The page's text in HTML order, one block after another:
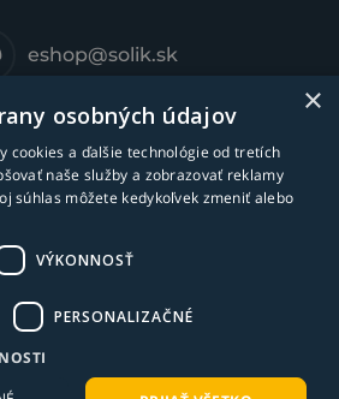
eshop@solik.sk
SK, s.r.o. - zváracia technika l Všetky práva
vyhradené
×
osobných údajov
cookies a ďalšie technológie od tretích
naše služby a zobrazovať reklamy
súhlas môžete kedykoľvek zmeniť alebo
VÝKONNOSŤ
PERSONALIZAČNÉ